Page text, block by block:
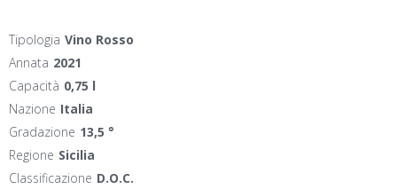
Tipologia Vino Rosso
Annata 2021
Capacità 0,75 l
Nazione Italia
Gradazione 13,5 °
Regione Sicilia
Classificazione D.O.C.